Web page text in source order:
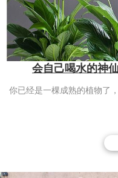
会自己喝水的神
你已经是一棵成熟的植物了